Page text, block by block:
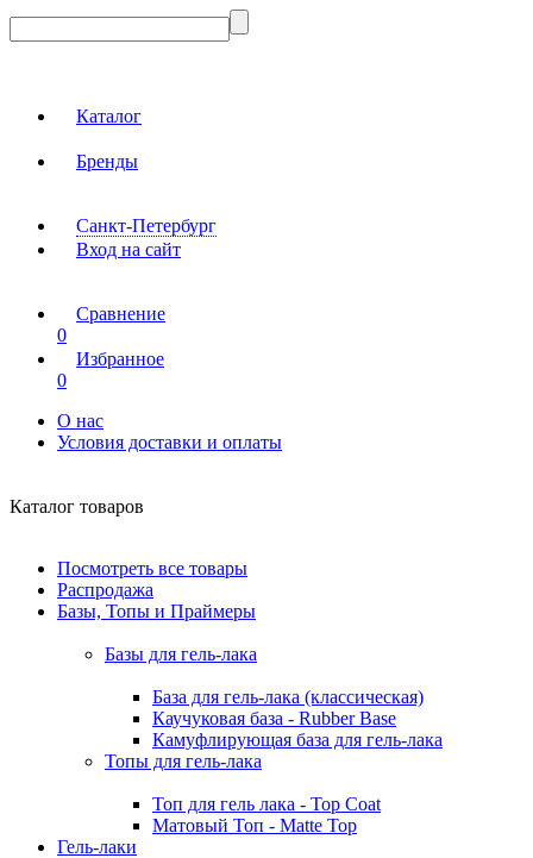
Каталог
Бренды
Санкт-Петербург
Вход на сайт
Сравнение
0
Избранное
0
О нас
Условия доставки и оплаты
Каталог товаров
Посмотреть все товары
Распродажа
Базы, Топы и Праймеры
Базы для гель-лака
База для гель-лака (классическая)
Каучуковая база - Rubber Base
Камуфлирующая база для гель-лака
Топы для гель-лака
Топ для гель лака - Top Coat
Матовый Топ - Matte Top
Гель-лаки